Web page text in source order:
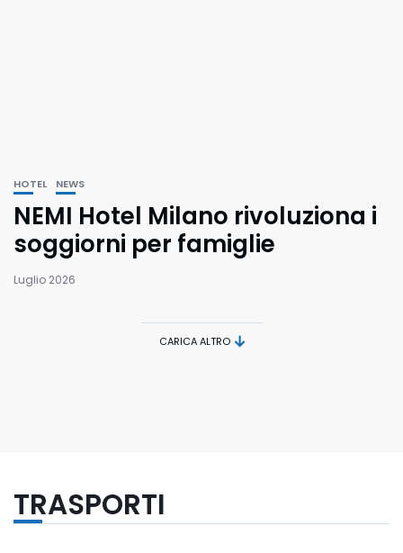
HOTEL NEWS
NEMI Hotel Milano rivoluziona i
soggiorni per famiglie
Luglio 2026
CARICA ALTRO
TRASPORTI